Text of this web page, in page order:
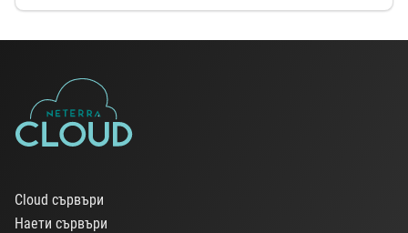
Cloud сървъри
Наети сървъри